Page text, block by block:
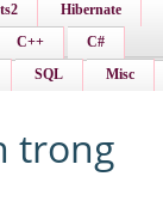
Hibernate
C++
C#
SQL Misc
trong